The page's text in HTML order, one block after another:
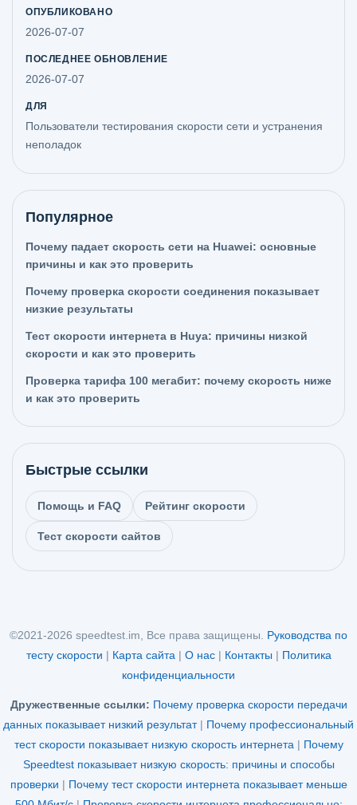
ОПУБЛИКОВАНО
2026-07-07
ПОСЛЕДНЕЕ ОБНОВЛЕНИЕ
2026-07-07
ДЛЯ
Пользователи тестирования скорости сети и устранения
неполадок
Популярное
Почему падает скорость сети на Huawei: основные
причины и как это проверить
Почему проверка скорости соединения показывает
низкие результаты
Тест скорости интернета в Huya: причины низкой
скорости и как это проверить
Проверка тарифа 100 мегабит: почему скорость ниже
и как это проверить
Быстрые ссылки
Помощь и FAQ Рейтинг скорости
Тест скорости сайтов
©2021-2026 speedtest.im, Все права защищены.
Руководства по
тесту скорости | Карта сайта | О нас| Контакты | Политика
конфиденциальности
Дружественные ссылки: Почему проверка скорости передачи
данных показывает низкий результат| Почему профессиональный
тест скорости показывает низкую скорость интернета | Почему
Speedtest показывает низкую скорость: причины и способы
проверки | Почему тест скорости интернета показывает меньше